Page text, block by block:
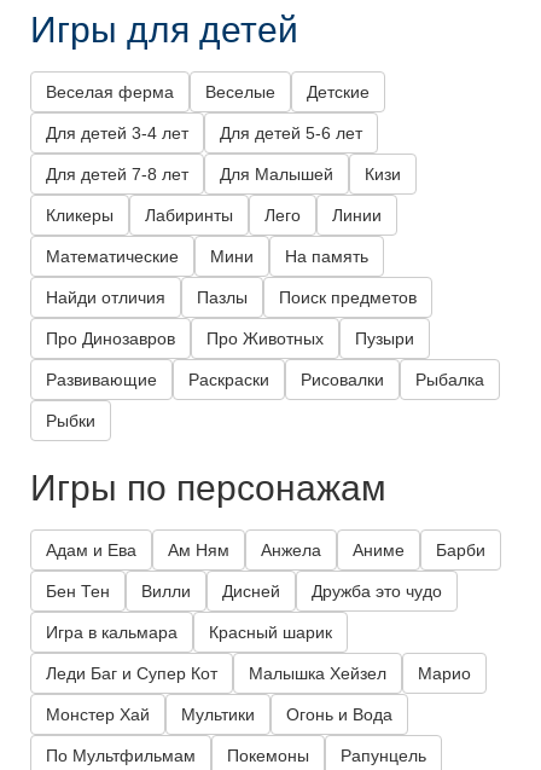
Игры для детей
Веселая ферма Веселые Детские
Для детей 3-4 лет Для детей 5-6 лет
Для детей 7-8 лет Для Малышей Кизи
Кликеры Лабиринты Лего Линии
Математические Мини На память
Найди отличия Пазлы Поиск предметов
Про Динозавров Про Животных Пузыри
Развивающие Раскраски Рисовалки Рыбалка
Рыбки
Игры по персонажам
Адам и Ева Ам Ням Анжела Аниме Барби
Бен Тен Вилли Дисней Дружба это чудо
Игра в кальмара Красный шарик
Леди Баг и Супер Кот Малышка Хейзел Марио
Монстер Хай Мультики Огонь и Вода
По Мультфильмам Покемоны Рапунцель